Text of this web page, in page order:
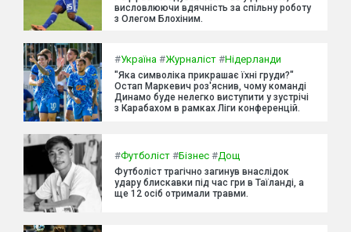
висловлюючи вдячність за спільну роботу
з Олегом Блохіним.
#Україна #Журналіст #Нідерланди
"Яка символіка прикрашає їхні груди?"
Остап Маркевич роз'яснив, чому команді
Динамо буде нелегко виступити у зустрічі
з Карабахом в рамках Ліги конференцій.
#Футболіст #Бізнес #Дощ
Футболіст трагічно загинув внаслідок
удару блискавки під час гри в Таїланді, а
ще 12 осіб отримали травми.